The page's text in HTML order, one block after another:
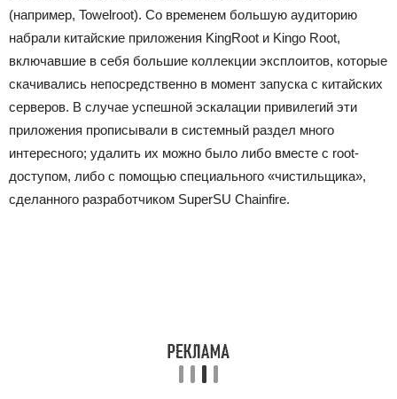
(например, Towelroot). Со временем большую аудиторию
набрали китайские приложения KingRoot и Kingo Root,
включавшие в себя большие коллекции эксплоитов, которые
скачивались непосредственно в момент запуска с китайских
серверов. В случае успешной эскалации привилегий эти
приложения прописывали в системный раздел много
интересного; удалить их можно было либо вместе с root-
доступом, либо с помощью специального «чистильщика»,
сделанного разработчиком SuperSU Chainfire.